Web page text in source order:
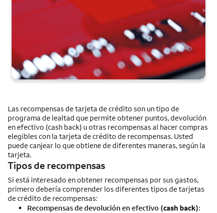
Las recompensas de tarjeta de crédito son un tipo de
programa de lealtad que permite obtener puntos, devolución
en efectivo (cash back) u otras recompensas al hacer compras
elegibles con la tarjeta de crédito de recompensas. Usted
puede canjear lo que obtiene de diferentes maneras, según la
tarjeta.
Tipos de recompensas
Si está interesado en obtener recompensas por sus gastos,
primero debería comprender los diferentes tipos de tarjetas
de crédito de recompensas:
Recompensas de devolución en efectivo (cash back):